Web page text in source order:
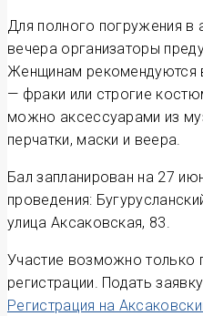
Для полного погружения в
вечера организаторы
Женщинам рекомендуются
— фраки или строгие
можно аксессуарами из
перчатки, маски и веера.
Бал запланирован на 27
проведения:
улица Аксаковская, 83.
Участие возможно только
регистрации. Подать
Регистрация на